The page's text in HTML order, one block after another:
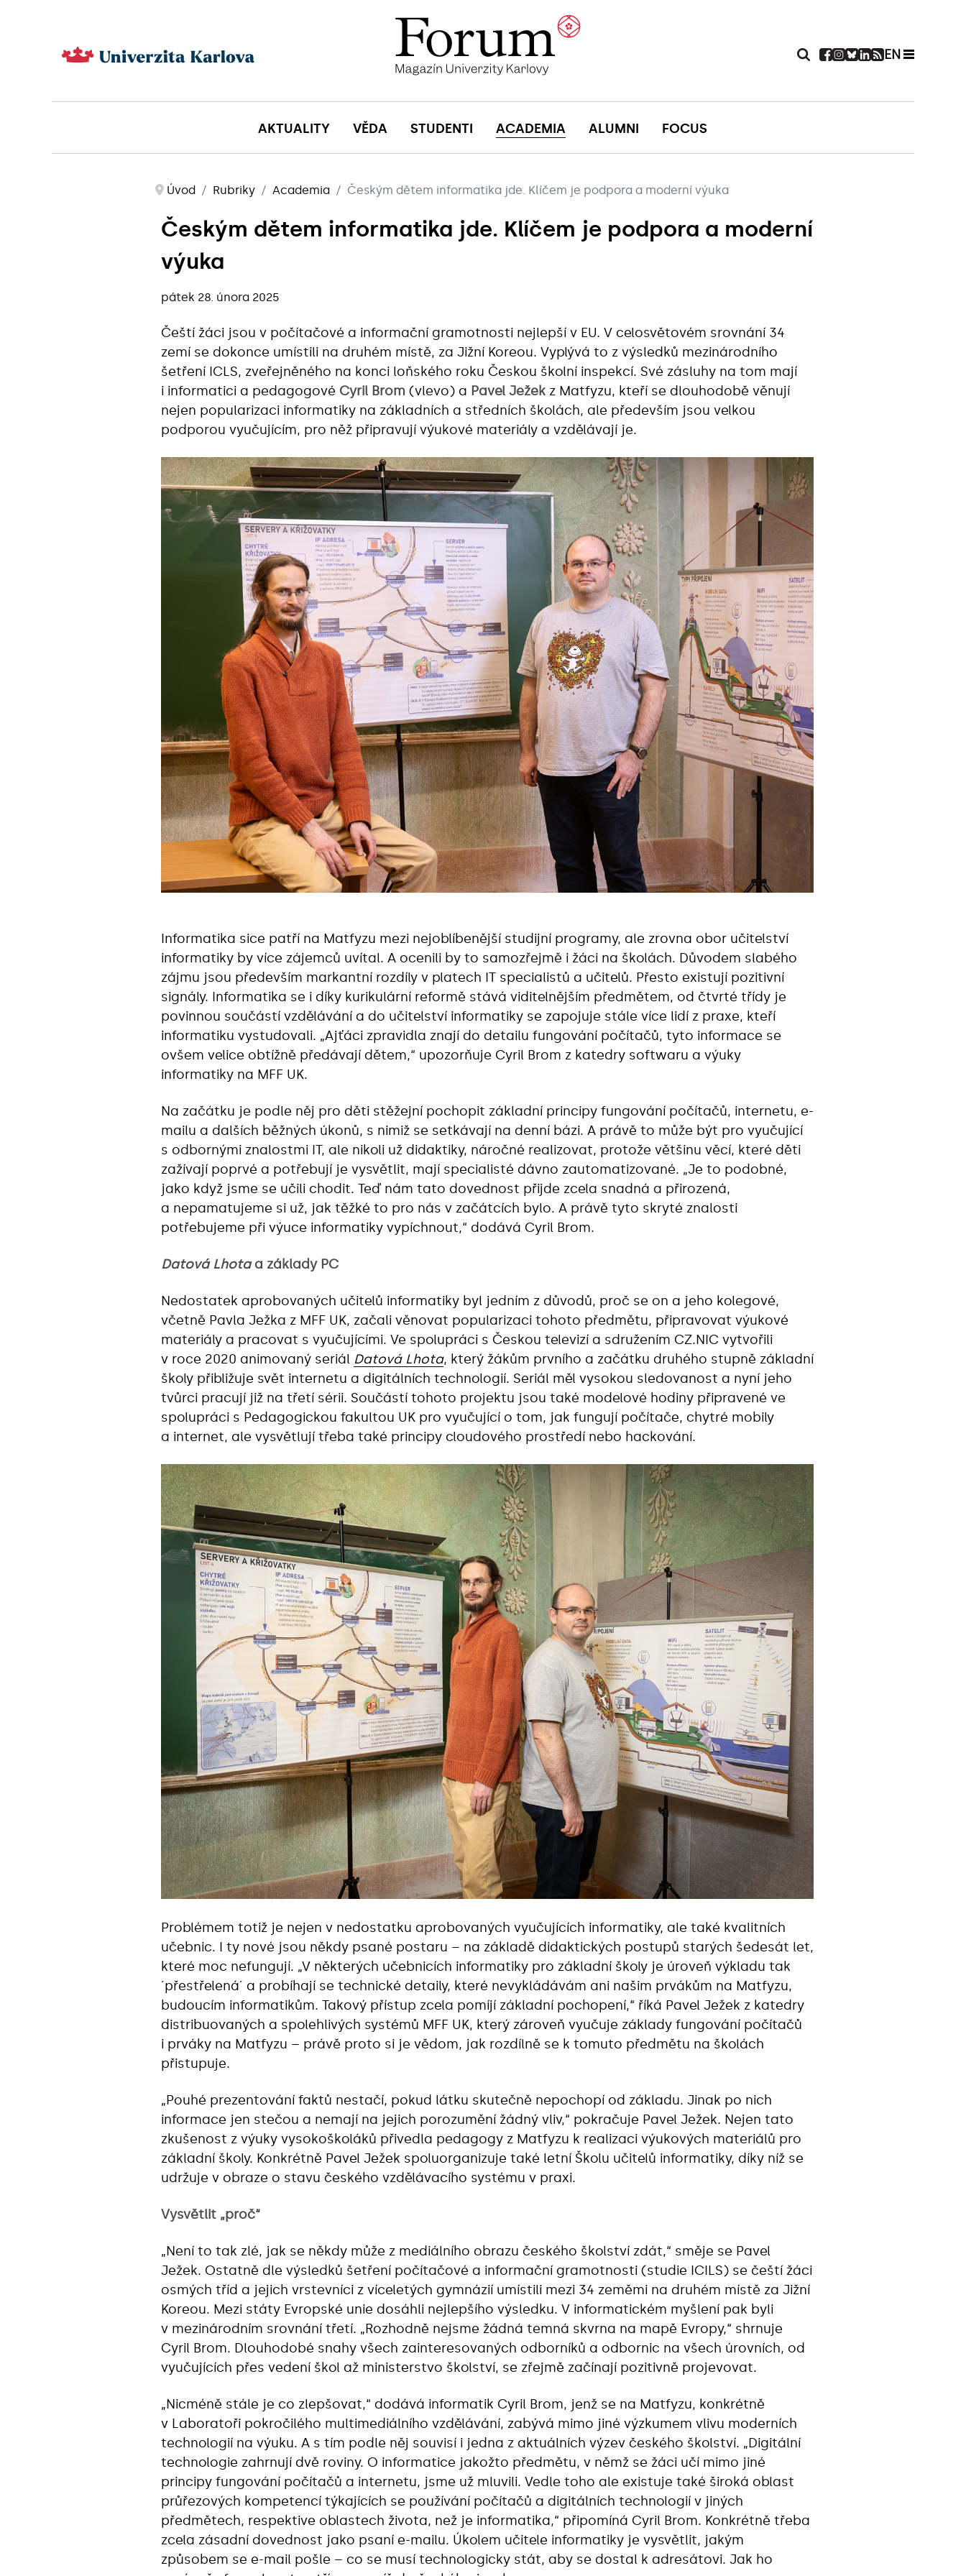
EN
AKTUALITY VĚDA STUDENTI ACADEMIA ALUMNI FOCUS
Úvod Rubriky Academia Českým dětem informatika jde. Klíčem je podpora a moderní výuka
Českým dětem informatika jde. Klíčem je podpora a moderní
výuka
pátek 28. února 2025
Čeští žáci jsou v počítačové a informační gramotnosti nejlepší v EU. V celosvětovém srovnání 34
zemí se dokonce umístili na druhém místě, za Jižní Koreou. Vyplývá to z výsledků mezinárodního
šetření ICLS, zveřejněného na konci loňského roku Českou školní inspekcí. Své zásluhy na tom mají
i informatici a pedagogové Cyril Brom (vlevo) a Pavel Ježek z Matfyzu, kteří se dlouhodobě věnují
nejen popularizaci informatiky na základních a středních školách, ale především jsou velkou
podporou vyučujícím, pro něž připravují výukové materiály a vzdělávají je.
Informatika sice patří na Matfyzu mezi nejoblíbenější studijní programy, ale zrovna obor učitelství
informatiky by více zájemců uvítal. A ocenili by to samozřejmě i žáci na školách. Důvodem slabého
zájmu jsou především markantní rozdíly v platech IT specialistů a učitelů. Přesto existují pozitivní
signály. Informatika se i díky kurikulární reformě stává viditelnějším předmětem, od čtvrté třídy je
povinnou součástí vzdělávání a do učitelství informatiky se zapojuje stále více lidí z praxe, kteří
informatiku vystudovali. „Ajťáci zpravidla znají do detailu fungování počítačů, tyto informace se
ovšem velice obtížně předávají dětem,“ upozorňuje Cyril Brom z katedry softwaru a výuky
informatiky na MFF UK.
Na začátku je podle něj pro děti stěžejní pochopit základní principy fungování počítačů, internetu, e-
mailu a dalších běžných úkonů, s nimiž se setkávají na denní bázi. A právě to může být pro vyučující
s odbornými znalostmi IT, ale nikoli už didaktiky, náročné realizovat, protože většinu věcí, které děti
zažívají poprvé a potřebují je vysvětlit, mají specialisté dávno zautomatizované. „Je to podobné,
jako když jsme se učili chodit. Teď nám tato dovednost přijde zcela snadná a přirozená,
a nepamatujeme si už, jak těžké to pro nás v začátcích bylo. A právě tyto skryté znalosti
potřebujeme při výuce informatiky vypíchnout,“ dodává Cyril Brom.
Datová Lhotaa základy PC
Nedostatek aprobovaných učitelů informatiky byl jedním z důvodů, proč se on a jeho kolegové,
včetně Pavla Ježka z MFF UK, začali věnovat popularizaci tohoto předmětu, připravovat výukové
materiály a pracovat s vyučujícími. Ve spolupráci s Českou televizí a sdružením CZ.NIC vytvořili
v roce 2020 animovaný seriál Datová Lhota, který žákům prvního a začátku druhého stupně základní
školy přibližuje svět internetu a digitálních technologií. Seriál měl vysokou sledovanost a nyní jeho
tvůrci pracují již na třetí sérii. Součástí tohoto projektu jsou také modelové hodiny připravené ve
spolupráci s Pedagogickou fakultou UK pro vyučující o tom, jak fungují počítače, chytré mobily
a internet, ale vysvětlují třeba také principy cloudového prostředí nebo hackování.
Problémem totiž je nejen v nedostatku aprobovaných vyučujících informatiky, ale také kvalitních
učebnic. I ty nové jsou někdy psané postaru – na základě didaktických postupů starých šedesát let,
které moc nefungují. „V některých učebnicích informatiky pro základní školy je úroveň výkladu tak
´přestřelená´ a probíhají se technické detaily, které nevykládávám ani našim prvákům na Matfyzu,
budoucím informatikům. Takový přístup zcela pomíjí základní pochopení,“ říká Pavel Ježek z katedry
distribuovaných a spolehlivých systémů MFF UK, který zároveň vyučuje základy fungování počítačů
i prváky na Matfyzu – právě proto si je vědom, jak rozdílně se k tomuto předmětu na školách
přistupuje.
„Pouhé prezentování faktů nestačí, pokud látku skutečně nepochopí od základu. Jinak po nich
informace jen stečou a nemají na jejich porozumění žádný vliv,“ pokračuje Pavel Ježek. Nejen tato
zkušenost z výuky vysokoškoláků přivedla pedagogy z Matfyzu k realizaci výukových materiálů pro
základní školy. Konkrétně Pavel Ježek spoluorganizuje také letní Školu učitelů informatiky, díky níž se
udržuje v obraze o stavu českého vzdělávacího systému v praxi.
Vysvětlit „proč“
„Není to tak zlé, jak se někdy může z mediálního obrazu českého školství zdát,“ směje se Pavel
Ježek. Ostatně dle výsledků šetření počítačové a informační gramotnosti (studie ICILS) se čeští žáci
osmých tříd a jejich vrstevníci z víceletých gymnázií umístili mezi 34 zeměmi na druhém místě za Jižní
Koreou. Mezi státy Evropské unie dosáhli nejlepšího výsledku. V informatickém myšlení pak byli
v mezinárodním srovnání třetí. „Rozhodně nejsme žádná temná skvrna na mapě Evropy,“ shrnuje
Cyril Brom. Dlouhodobé snahy všech zainteresovaných odborníků a odbornic na všech úrovních, od
vyučujících přes vedení škol až ministerstvo školství, se zřejmě začínají pozitivně projevovat.
„Nicméně stále je co zlepšovat,“ dodává informatik Cyril Brom, jenž se na Matfyzu, konkrétně
v Laboratoři pokročilého multimediálního vzdělávání, zabývá mimo jiné výzkumem vlivu moderních
technologií na výuku. A s tím podle něj souvisí i jedna z aktuálních výzev českého školství. „Digitální
technologie zahrnují dvě roviny. O informatice jakožto předmětu, v němž se žáci učí mimo jiné
principy fungování počítačů a internetu, jsme už mluvili. Vedle toho ale existuje také široká oblast
průřezových kompetencí týkajících se používání počítačů a digitálních technologií v jiných
předmětech, respektive oblastech života, než je informatika,“ připomíná Cyril Brom. Konkrétně třeba
zcela zásadní dovednost jako psaní e-mailu. Úkolem učitele informatiky je vysvětlit, jakým
způsobem se e-mail pošle – co se musí technologicky stát, aby se dostal k adresátovi. Jak ho